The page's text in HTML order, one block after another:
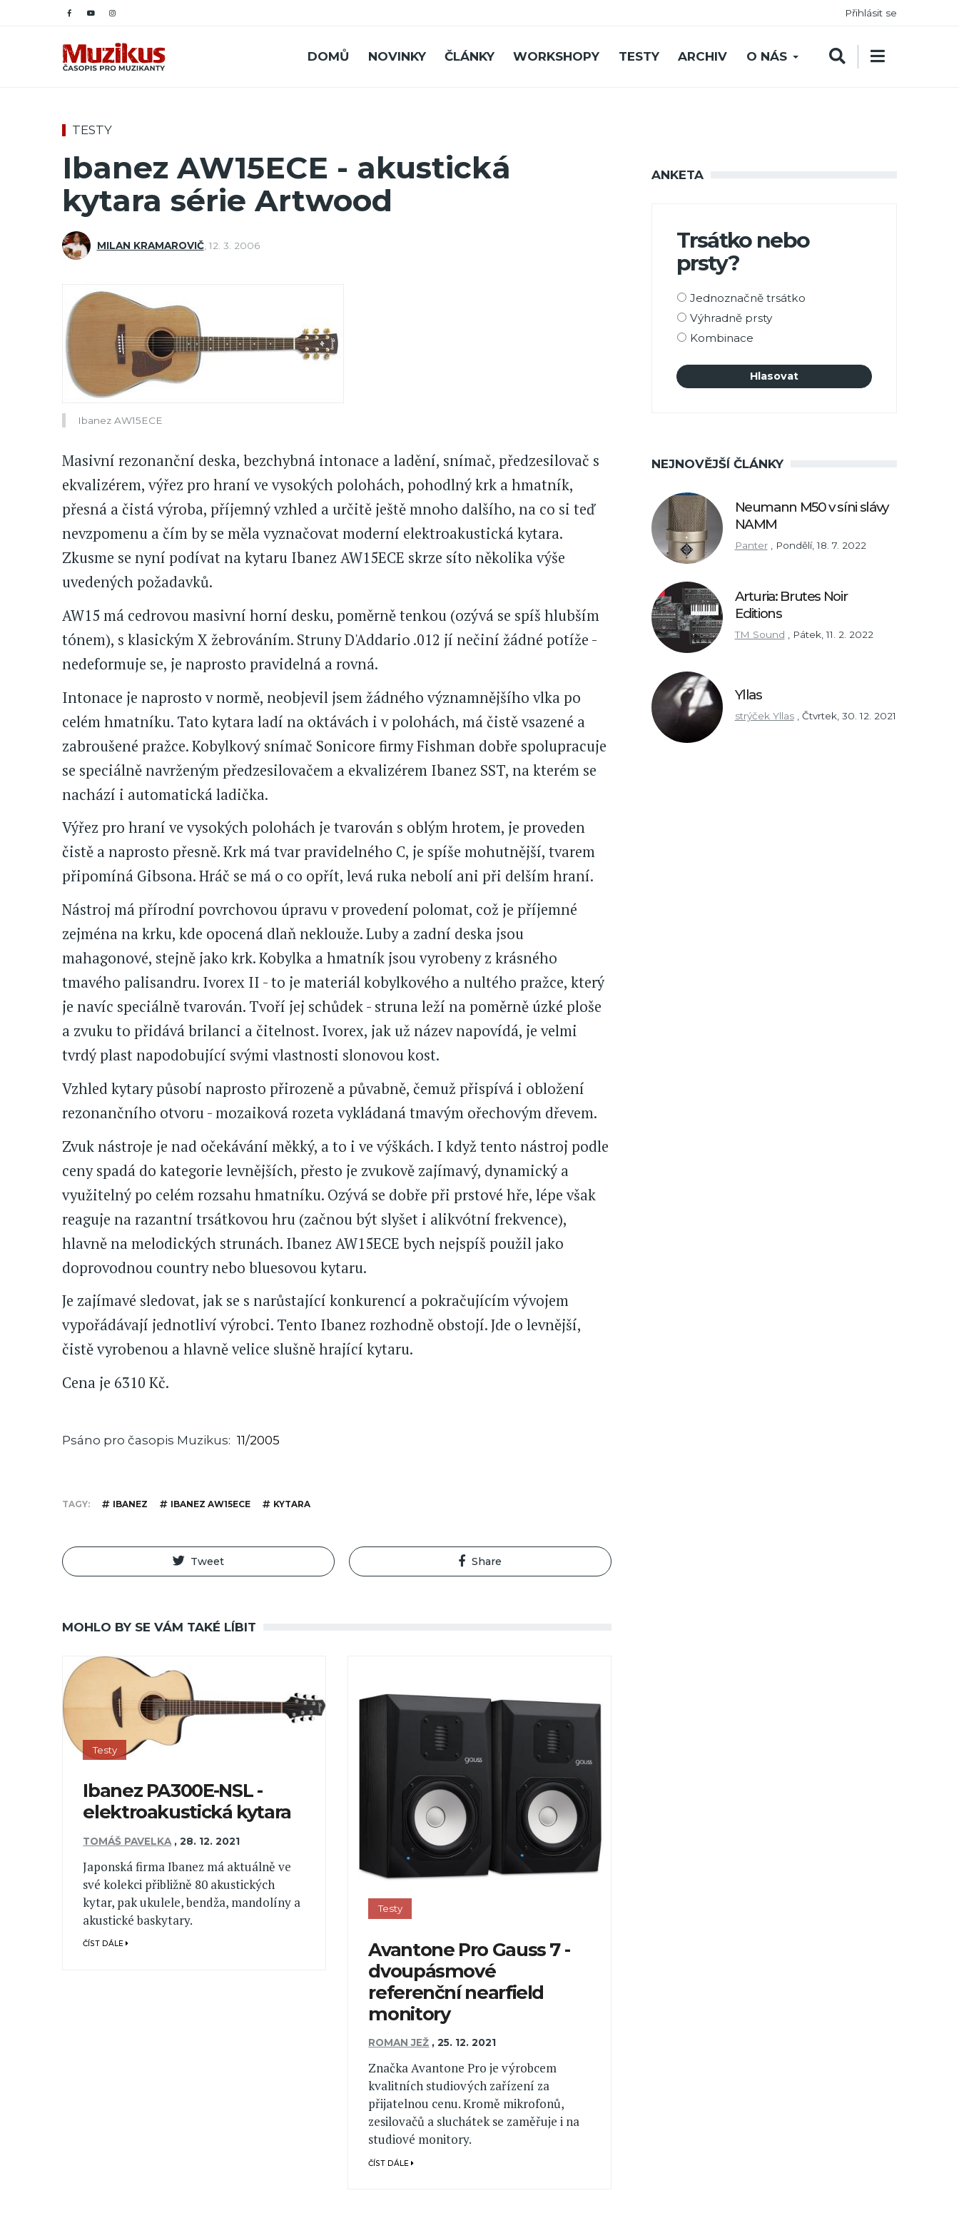
Přihlásit se
DOMŮ NOVINKY ČLÁNKY WORKSHOPY TESTY ARCHIV O NÁS
TESTY
Ibanez AW15ECE - akustická
kytara série Artwood
MILAN KRAMAROVIČ, 12. 3. 2006
Ibanez AW15ECE
Masivní rezonanční deska, bezchybná intonace a ladění, snímač, předzesilovač s
ekvalizérem, výřez pro hraní ve vysokých polohách, pohodlný krk a hmatník,
přesná a čistá výroba, příjemný vzhled a určitě ještě mnoho dalšího, na co si teď
nevzpomenu a čím by se měla vyznačovat moderní elektroakustická kytara.
Zkusme se nyní podívat na kytaru Ibanez AW15ECE skrze síto několika výše
uvedených požadavků.
AW15 má cedrovou masivní horní desku, poměrně tenkou (ozývá se spíš hlubším
tónem), s klasickým X žebrováním. Struny D'Addario .012 jí nečiní žádné potíže -
nedeformuje se, je naprosto pravidelná a rovná.
Intonace je naprosto v normě, neobjevil jsem žádného významnějšího vlka po
celém hmatníku. Tato kytara ladí na oktávách i v polohách, má čistě vsazené a
zabroušené pražce. Kobylkový snímač Sonicore firmy Fishman dobře spolupracuje
se speciálně navrženým předzesilovačem a ekvalizérem Ibanez SST, na kterém se
nachází i automatická ladička.
Výřez pro hraní ve vysokých polohách je tvarován s oblým hrotem, je proveden
čistě a naprosto přesně. Krk má tvar pravidelného C, je spíše mohutnější, tvarem
připomíná Gibsona. Hráč se má o co opřít, levá ruka nebolí ani při delším hraní.
Nástroj má přírodní povrchovou úpravu v provedení polomat, což je příjemné
zejména na krku, kde opocená dlaň neklouže. Luby a zadní deska jsou
mahagonové, stejně jako krk. Kobylka a hmatník jsou vyrobeny z krásného
tmavého palisandru. Ivorex II - to je materiál kobylkového a nultého pražce, který
je navíc speciálně tvarován. Tvoří jej schůdek - struna leží na poměrně úzké ploše
a zvuku to přidává brilanci a čitelnost. Ivorex, jak už název napovídá, je velmi
tvrdý plast napodobující svými vlastnosti slonovou kost.
Vzhled kytary působí naprosto přirozeně a půvabně, čemuž přispívá i obložení
rezonančního otvoru - mozaiková rozeta vykládaná tmavým ořechovým dřevem.
Zvuk nástroje je nad očekávání měkký, a to i ve výškách. I když tento nástroj podle
ceny spadá do kategorie levnějších, přesto je zvukově zajímavý, dynamický a
využitelný po celém rozsahu hmatníku. Ozývá se dobře při prstové hře, lépe však
reaguje na razantní trsátkovou hru (začnou být slyšet i alikvótní frekvence),
hlavně na melodických strunách. Ibanez AW15ECE bych nejspíš použil jako
doprovodnou country nebo bluesovou kytaru.
Je zajímavé sledovat, jak se s narůstající konkurencí a pokračujícím vývojem
vypořádávají jednotliví výrobci. Tento Ibanez rozhodně obstojí. Jde o levnější,
čistě vyrobenou a hlavně velice slušně hrající kytaru.
Cena je 6310 Kč.
Psáno pro časopis Muzikus 11/2005
TAGY IBANEZ IBANEZ AW15ECE KYTARA
Tweet Share
MOHLO BY SE VÁM TAKÉ LÍBIT
Testy
Ibanez PA300E-NSL -
elektroakustická kytara
TOMÁŠ PAVELKA ,28. 12. 2021
Japonská firma Ibanez má aktuálně ve
své kolekci přibližně 80 akustických
kytar, pak ukulele, bendža, mandolíny a
akustické baskytary.
ČÍST DÁLE
Testy
Avantone Pro Gauss 7 -
dvoupásmové
referenční nearfield
monitory
ROMAN JEŽ ,25. 12. 2021
Značka Avantone Pro je výrobcem
kvalitních studiových zařízení za
přijatelnou cenu. Kromě mikrofonů,
zesilovačů a sluchátek se zaměřuje i na
studiové monitory.
ČÍST DÁLE
ANKETA
Trsátko nebo
prsty?
Možnosti
výběru
Jednoznačně trsátko
Výhradně prsty
Kombinace
NEJNOVĚJŠÍ ČLÁNKY
Neumann M50 v síni slávy
NAMM
Panter Pondělí, 18. 7. 2022
Arturia: Brutes Noir
Editions
TM Sound , Pátek, 11. 2. 2022
Yllas
strýček Yllas Čtvrtek, 30. 12. 2021